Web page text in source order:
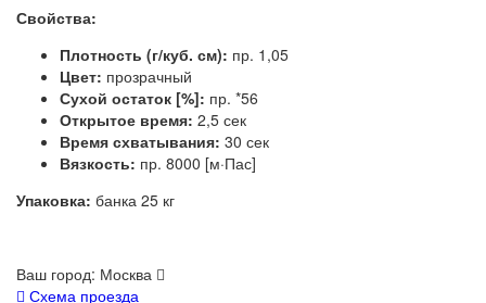
Свойства:
Плотность (г/куб. см): пр. 1,05
Цвет: прозрачный
Сухой остаток [%]: пр. *56
Открытое время: 2,5 сек
Время схватывания: 30 сек
Вязкость: пр. 8000 [м·Пас]
Упаковка: банка 25 кг
Ваш город: Москва
Схема проезда